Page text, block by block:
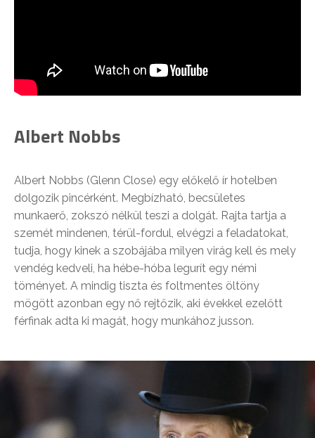
Albert Nobbs
Albert Nobbs (Glenn Close) egy előkelő ír hotelben
dolgozik pincérként. Megbízható, becsületes
munkaerő, zokszó nélkül teszi a dolgát. Rajta tartja a
szemét mindenen, térül-fordul, elvégzi a feladatokat,
tudja, hogy kinek a szobájába milyen virág kell és mely
vendég kedveli, ha hébe-hóba legurít egy némi
töményet. A mindig tiszta és foltmentes öltöny
mögött azonban egy nő rejtőzik, aki évekkel ezelőtt
férfinak adta ki magát, hogy munkához jusson.